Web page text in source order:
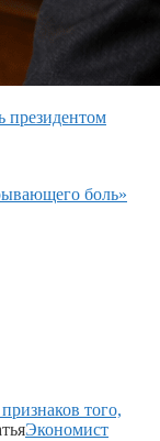
президентом
боль»
того,
Экономист